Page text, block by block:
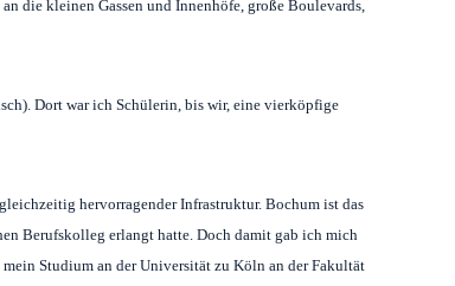
die kleinen Gassen und Innenhöfe, große Boulevards,
Dort war ich Schülerin, bis wir, eine vierköpfige
hervorragender Infrastruktur. Bochum ist das
Berufskolleg erlangt hatte. Doch damit gab ich mich
Studium an der Universität zu Köln an der Fakultät